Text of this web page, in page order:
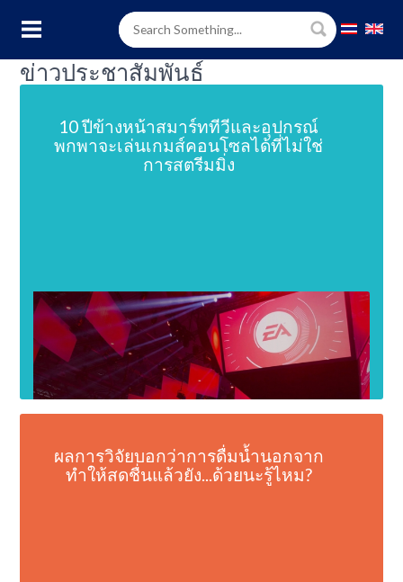
ข่าวประชาสัมพันธ์
10 ปีข้างหน้าสมาร์ททีวีและอุปกรณ์
พกพาจะเล่นเกมส์คอนโซลได้ที่ไม่ใช่
การสตรีมมิ่ง
ผลการวิจัยบอกว่าการดื่มน้ำนอกจาก
ทำให้สดชื่นแล้วยัง...ด้วยนะรู้ไหม?